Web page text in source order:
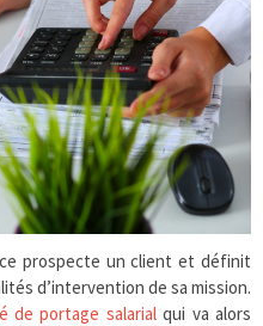
prospecte un client et définit
d’intervention de sa mission.
de portage salarialqui va alors